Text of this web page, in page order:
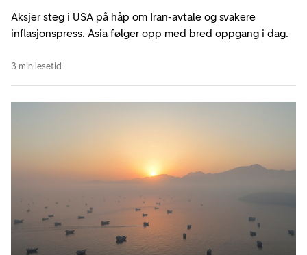
Aksjer steg i USA på håp om Iran-avtale og svakere
inflasjonspress. Asia følger opp med bred oppgang i dag.
3 min lesetid